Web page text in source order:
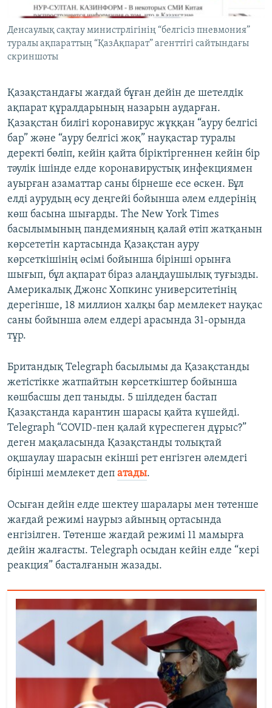
Денсаулық сақтау министрлігінің “белгісіз пневмония”
туралы ақпараттың “ҚазАқпарат” агенттігі сайтындағы
скриншоты
Қазақстандағы жағдай бұған дейін де шетелдік
ақпарат құралдарының назарын аударған.
Қазақстан билігі коронавирус жұққан “ауру белгісі
бар” және “ауру белгісі жоқ” науқастар туралы
деректі бөліп, кейін қайта біріктіргеннен кейін бір
тәулік ішінде елде коронавирустық инфекциямен
ауырған азаматтар саны бірнеше есе өскен. Бұл
елді аурудың өсу деңгейі бойынша әлем елдерінің
көш басына шығарды. The New York Times
басылымының пандемияның қалай өтіп жатқанын
көрсететін картасында Қазақстан ауру
көрсеткішінің өсімі бойынша бірінші орынға
шығып, бұл ақпарат біраз алаңдаушылық туғызды.
Америкалық Джонс Хопкинс университетінің
дерегінше, 18 миллион халқы бар мемлекет науқас
саны бойынша әлем елдері арасында 31-орында
тұр.
Британдық Telegraph басылымы да Қазақстанды
жетістікке жатпайтын көрсеткіштер бойынша
көшбасшы деп таныды. 5 шілдеден бастап
Қазақстанда карантин шарасы қайта күшейді.
Telegraph “COVID-пен қалай күреспеген дұрыс?”
деген мақаласында Қазақстанды толықтай
оқшаулау шарасын екінші рет енгізген әлемдегі
бірінші мемлекет деп атады.
Осыған дейін елде шектеу шаралары мен төтенше
жағдай режимі наурыз айының ортасында
енгізілген. Төтенше жағдай режимі 11 мамырға
дейін жалғасты. Telegraph осыдан кейін елде “кері
реакция” басталғанын жазады.